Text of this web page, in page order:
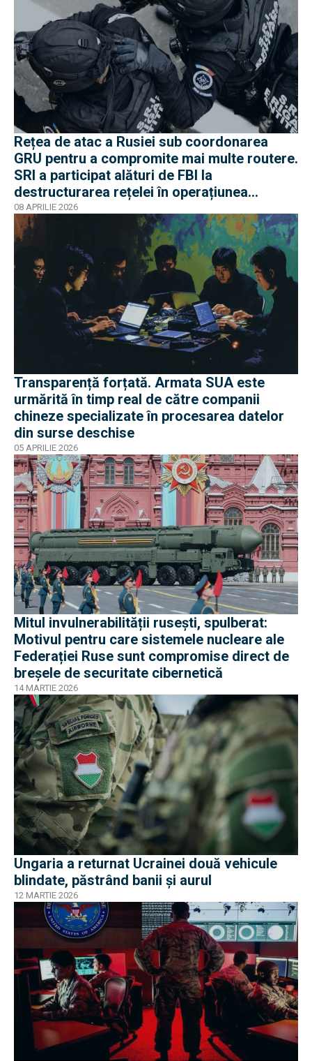
Rețea de atac a Rusiei sub coordonarea
GRU pentru a compromite mai multe routere.
SRI a participat alături de FBI la
destructurarea rețelei în operațiunea
Masquerade
08 APRILIE 2026
Transparență forțată. Armata SUA este
urmărită în timp real de către companii
chineze specializate în procesarea datelor
din surse deschise
05 APRILIE 2026
Mitul invulnerabilității rusești, spulberat:
Motivul pentru care sistemele nucleare ale
Federației Ruse sunt compromise direct de
breșele de securitate cibernetică
14 MARTIE 2026
Ungaria a returnat Ucrainei două vehicule
blindate, păstrând banii și aurul
12 MARTIE 2026